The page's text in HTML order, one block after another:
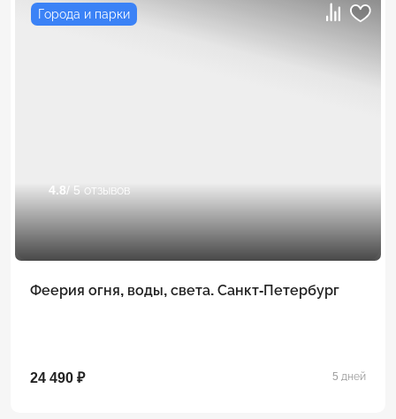
Города и парки
4.8/ 5 отзывов
Феерия огня, воды, света. Санкт-Петербург
24 490 ₽ 5 дней